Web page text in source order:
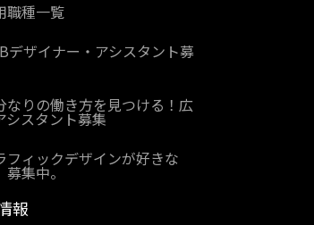
職種一覧
デザイナー・アシスタント募
なりの働き方を見つける！広
シスタント募集
フィックデザインが好きな
募集中。
報